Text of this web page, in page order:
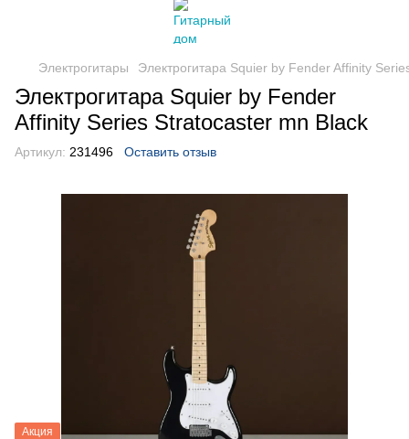
Электрогитары Электрогитара Squier by Fender Affinity
Электрогитара Squier by Fender
Affinity Series Stratocaster mn Black
Артикул: 231496 Оставить отзыв
Акция